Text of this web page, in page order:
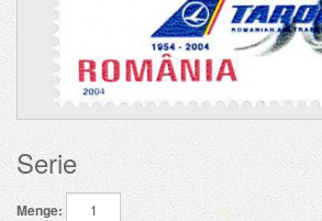
Serie
Menge: